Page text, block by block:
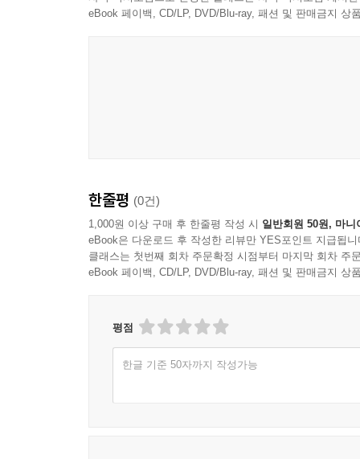
eBook 페이백, CD/LP, DVD/Blu-ray, 패션 및 판매금지 상
한줄평 (0건)
1,000원 이상 구매 후 한줄평 작성 시 일반회원 50원, 마니
eBook은 다운로드 후 작성한 리뷰만 YES포인트 지급됩니
클래스는 첫번째 회차 주문확정 시점부터 마지막 회차 주
eBook 페이백, CD/LP, DVD/Blu-ray, 패션 및 판매금지 상
평점
한글 기준 50자까지 작성가능